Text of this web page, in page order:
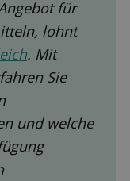
für
lohnt
. Mit
Sie
und welche